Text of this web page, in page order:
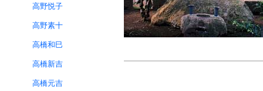
高野悦子
高野素十
高橋和巳
高橋新吉
高橋元吉